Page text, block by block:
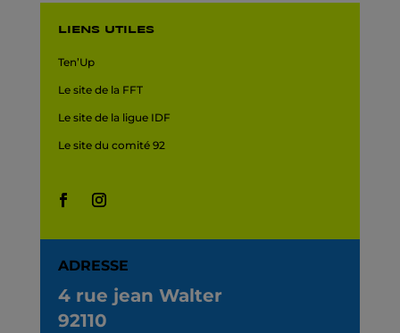
LIENS UTILES
Ten’Up
Le site de la FFT
Le site de la ligue IDF
Le site du comité 92
ADRESSE
4 rue jean Walter
92110